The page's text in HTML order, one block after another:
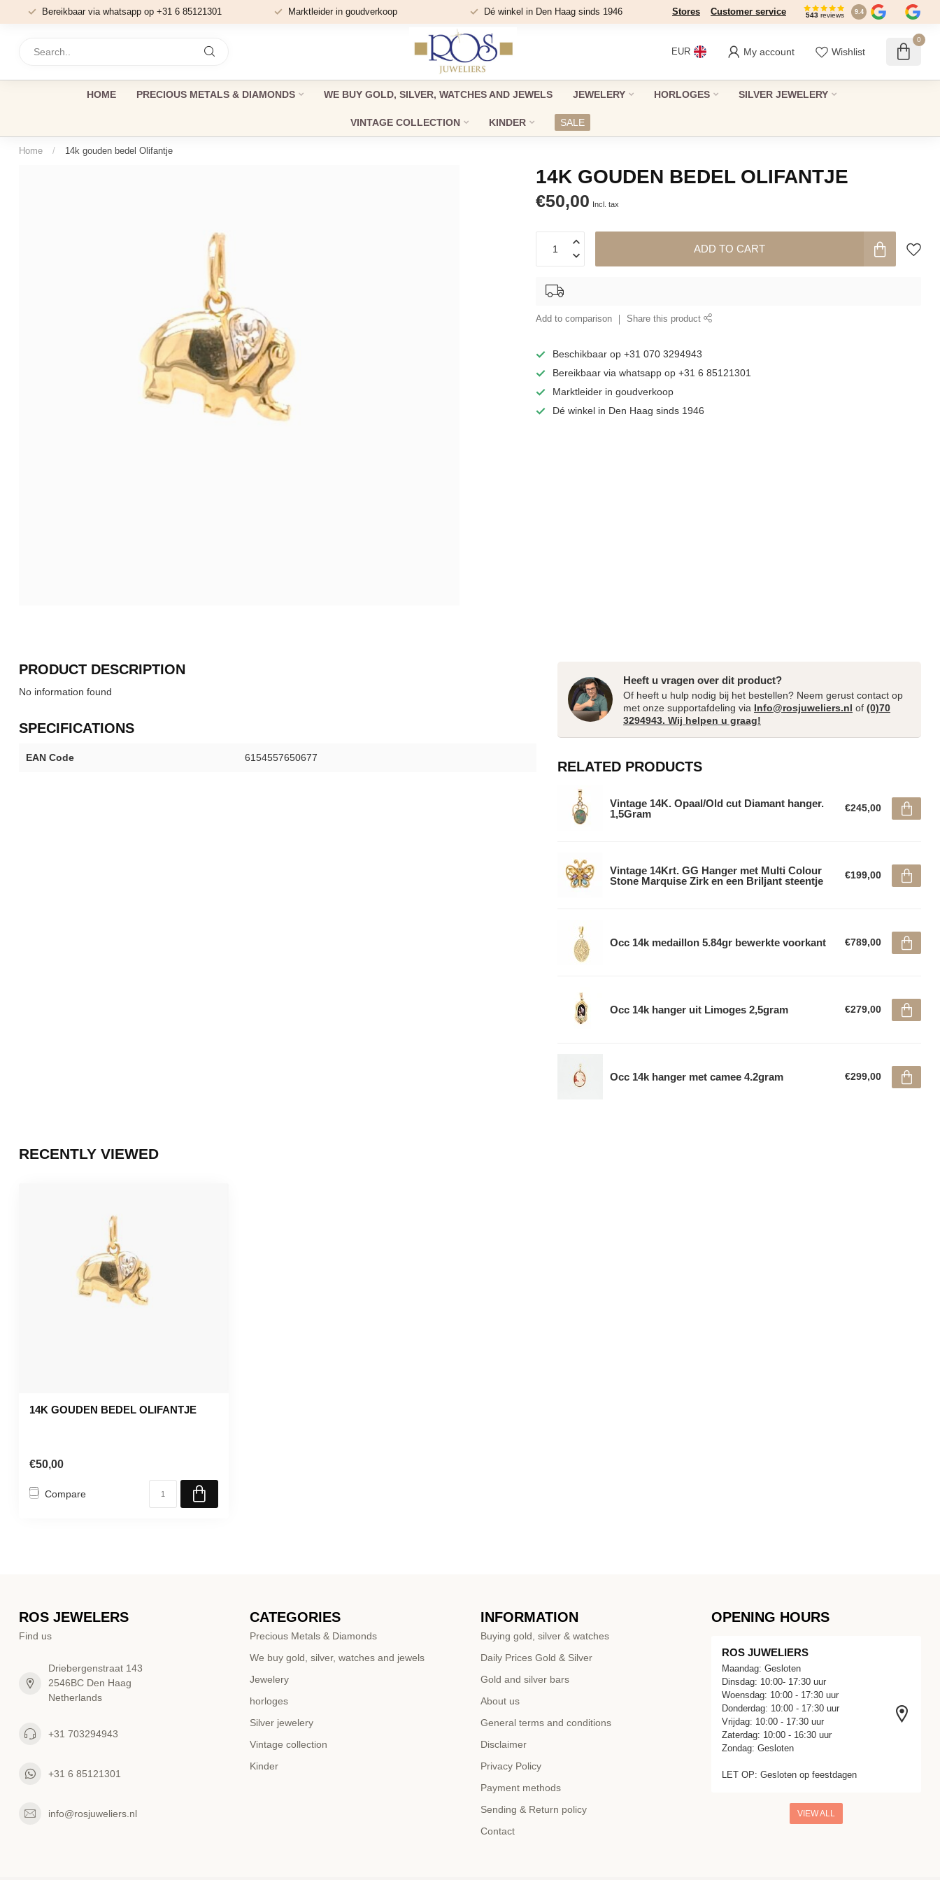
Bereikbaar via whatsapp op +31 6 85121301 Marktleider in goudverkoop Dé winkel in Den Haag sinds 1946 Stores Customer service 543 reviews 9.4
EUR My account Wishlist
0
HOME PRECIOUS METALS & DIAMONDS WE BUY GOLD, SILVER, WATCHES AND JEWELS JEWELERY HORLOGES SILVER JEWELERY
VINTAGE COLLECTION KINDER SALE
Home / 14k gouden bedel Olifantje
14K GOUDEN BEDEL OLIFANTJE
€50,00 Incl. tax
ADD TO CART
Add to comparison Share this product
Beschikbaar op +31 070 3294943
Bereikbaar via whatsapp op +31 6 85121301
Marktleider in goudverkoop
Dé winkel in Den Haag sinds 1946
PRODUCT DESCRIPTION
No information found
SPECIFICATIONS
EAN Code 6154557650677
Heeft u vragen over dit product?
Of heeft u hulp nodig bij het bestellen? Neem gerust contact op
met onze supportafdeling via Info@rosjuweliers.nl of (0)70
3294943. Wij helpen u graag!
RELATED PRODUCTS
Vintage 14K. Opaal/Old cut Diamant hanger.
1,5Gram
€245,00
Vintage 14Krt. GG Hanger met Multi Colour
Stone Marquise Zirk en een Briljant steentje
€199,00
Occ 14k medaillon 5.84gr bewerkte voorkant €789,00
Occ 14k hanger uit Limoges 2,5gram €279,00
Occ 14k hanger met camee 4.2gram €299,00
RECENTLY VIEWED
14K GOUDEN BEDEL OLIFANTJE
€50,00
Compare
ROS JEWELERS
Find us
Driebergenstraat 143
2546BC Den Haag
Netherlands
+31 703294943
+31 6 85121301
info@rosjuweliers.nl
CATEGORIES
Precious Metals & Diamonds
We buy gold, silver, watches and jewels
Jewelery
horloges
Silver jewelery
Vintage collection
Kinder
INFORMATION
Buying gold, silver & watches
Daily Prices Gold & Silver
Gold and silver bars
About us
General terms and conditions
Disclaimer
Privacy Policy
Payment methods
Sending & Return policy
Contact
OPENING HOURS
ROS JUWELIERS
Maandag: Gesloten
Dinsdag: 10:00- 17:30 uur
Woensdag: 10:00 - 17:30 uur
Donderdag: 10:00 - 17:30 uur
Vrijdag: 10:00 - 17:30 uur
Zaterdag: 10:00 - 16:30 uur
Zondag: Gesloten
LET OP: Gesloten op feestdagen
VIEW ALL